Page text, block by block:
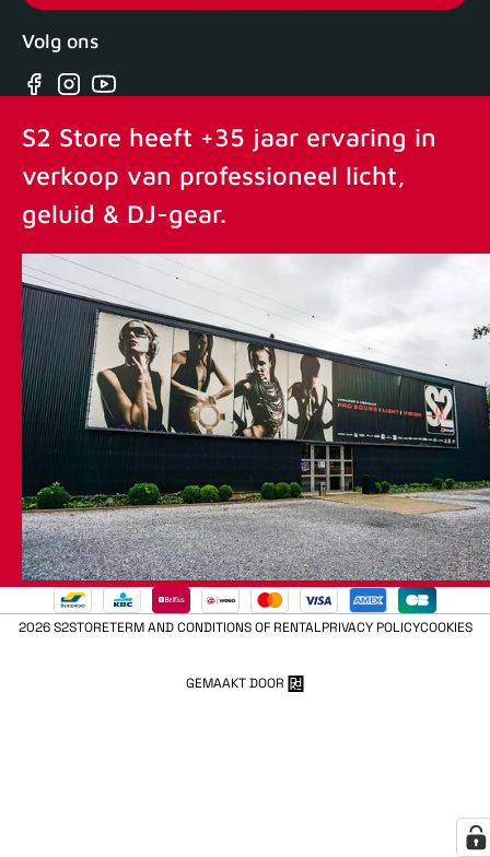
Volg ons
Facebook
Instagram
YouTube
S2 Store heeft +35 jaar ervaring in
verkoop van professioneel licht,
geluid & DJ-gear.
2026 S2STORETERM AND CONDITIONS OF RENTALPRIVACY POLICYCOOKIES
GEMAAKT DOOR